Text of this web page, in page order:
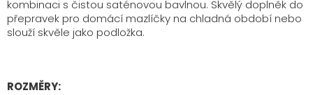
kombinaci s čistou saténovou bavlnou. Skvělý doplněk do
přepravek pro domácí mazlíčky na chladná období nebo
slouží skvěle jako podložka.
ROZMĚRY: